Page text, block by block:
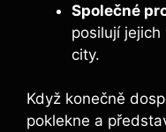
Společné
posilují
city.
Když konečně
poklekne a